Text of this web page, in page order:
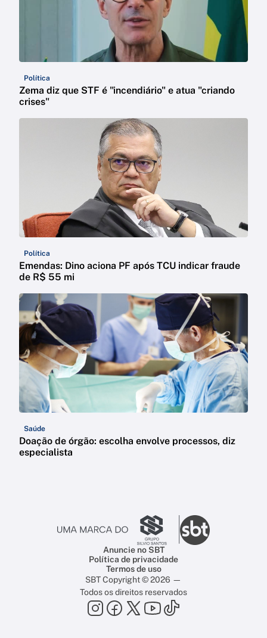
Política
Zema diz que STF é "incendiário" e atua "criando
crises"
Política
Emendas: Dino aciona PF após TCU indicar fraude
de R$ 55 mi
Saúde
Doação de órgão: escolha envolve processos, diz
especialista
Anuncie no SBT
Política de privacidade
Termos de uso
SBT Copyright © 2026 —
Todos os direitos reservados